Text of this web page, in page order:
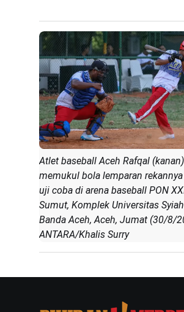
Atlet baseball Aceh Rafqal
memukul bola lemparan
uji coba di arena baseball PON
Sumut, Komplek Universitas
Banda Aceh, Aceh, Jumat (30/8/
ANTARA/Khalis Surry